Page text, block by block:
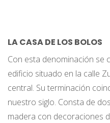
LA CASA DE LOS BOLOS
Con esta denominación se
edificio situado en la calle
central. Su terminación
nuestro siglo. Consta de
madera con decoraciones